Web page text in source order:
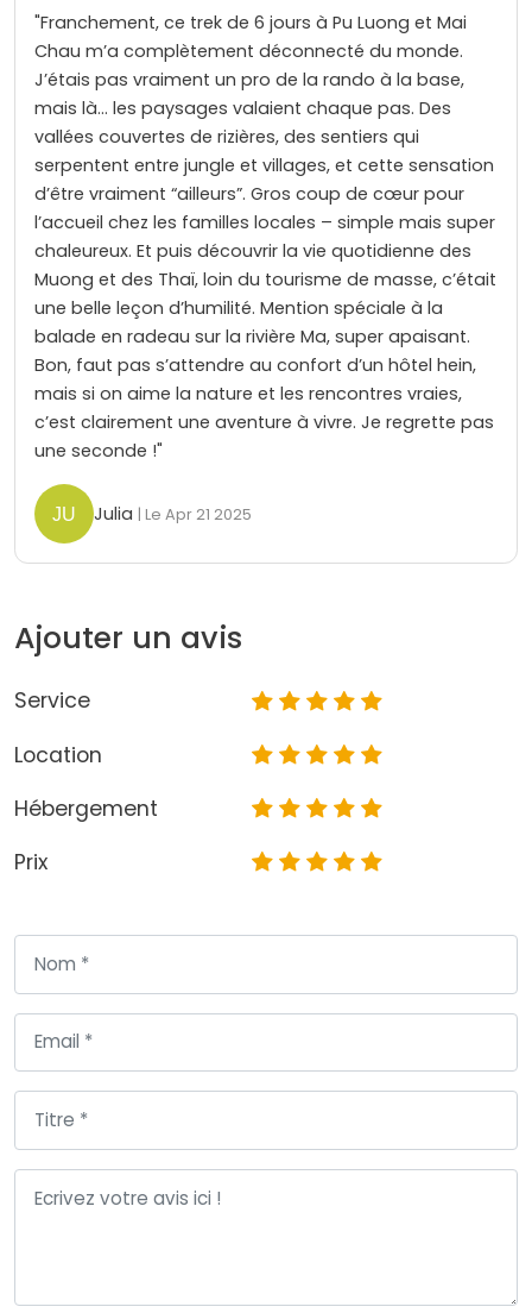
"Franchement, ce trek de 6 jours à Pu Luong et Mai
Chau m’a complètement déconnecté du monde.
J’étais pas vraiment un pro de la rando à la base,
mais là… les paysages valaient chaque pas. Des
vallées couvertes de rizières, des sentiers qui
serpentent entre jungle et villages, et cette sensation
d’être vraiment “ailleurs”. Gros coup de cœur pour
l’accueil chez les familles locales – simple mais super
chaleureux. Et puis découvrir la vie quotidienne des
Muong et des Thaï, loin du tourisme de masse, c’était
une belle leçon d’humilité. Mention spéciale à la
balade en radeau sur la rivière Ma, super apaisant.
Bon, faut pas s’attendre au confort d’un hôtel hein,
mais si on aime la nature et les rencontres vraies,
c’est clairement une aventure à vivre. Je regrette pas
une seconde !"
Julia | Le Apr 21 2025
Ajouter un avis
Service
Location
Hébergement
Prix